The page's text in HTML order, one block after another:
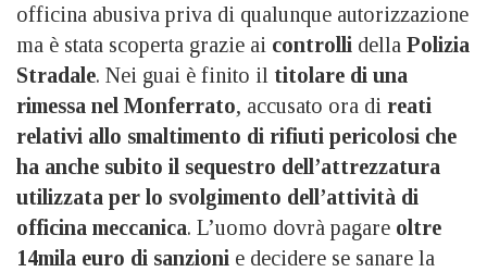
officina abusiva priva di qualunque autorizzazione
ma è stata scoperta grazie ai controlli della Polizia
Stradale. Nei guai è finito il titolare di una
rimessa nel Monferrato, accusato ora di reati
relativi allo smaltimento di rifiuti pericolosi che
ha anche subito il sequestro dell’attrezzatura
utilizzata per lo svolgimento dell’attività di
officina meccanica. L’uomo dovrà pagare oltre
14mila euro di sanzioni e decidere se sanare la